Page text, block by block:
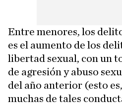
Entre menores, los
es el aumento de los
libertad sexual, con un
de agresión y abuso
del año anterior (esto
muchas de tales